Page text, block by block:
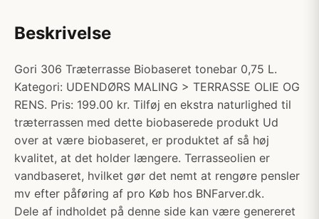
Beskrivelse
Gori 306 Træterrasse Biobaseret tonebar 0,75 L.
Kategori: UDENDØRS MALING > TERRASSE OLIE OG
RENS. Pris: 199.00 kr. Tilføj en ekstra naturlighed til
træterrassen med dette biobaserede produkt Ud
over at være biobaseret, er produktet af så høj
kvalitet, at det holder længere. Terrasseolien er
vandbaseret, hvilket gør det nemt at rengøre pensler
mv efter påføring af pro Køb hos BNFarver.dk.
Dele af indholdet på denne side kan være genereret